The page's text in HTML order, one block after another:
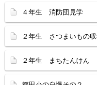
４年生 消防団見学
２年生 さつまいもの
２年生 まちたんけん